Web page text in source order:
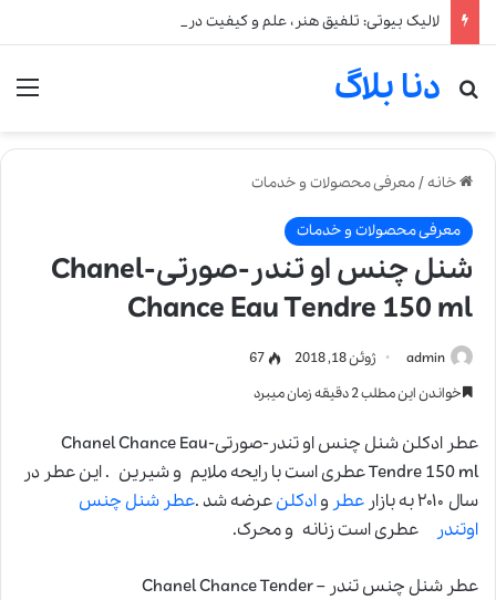
لالیک بیوتی: تلفیق هنر، علم و کیفیت در خلق عطرهای لالیک
دنا بلاگ
جستجو برای
خانه/معرفی محصولات و خدمات
معرفی محصولات و خدمات
شنل چنس او تندر-صورتی-Chanel
Chance Eau Tendre 150 ml
admin ژوئن 18, 2018
67
خواندن این مطلب 2 دقیقه زمان میبرد
عطر ادکلن شنل چنس او تندر-صورتی-Chanel Chance Eau
Tendre 150 ml عطری است با رایحه ملایم و شیرین . این عطر در
سال ۲۰۱۰ به بازار
عطر وادکلنعرضه شد .عطر شنل چنس
اوتندر
عطری است زنانه و محرک.
عطر شنل چنس تندر – Chanel Chance Tender